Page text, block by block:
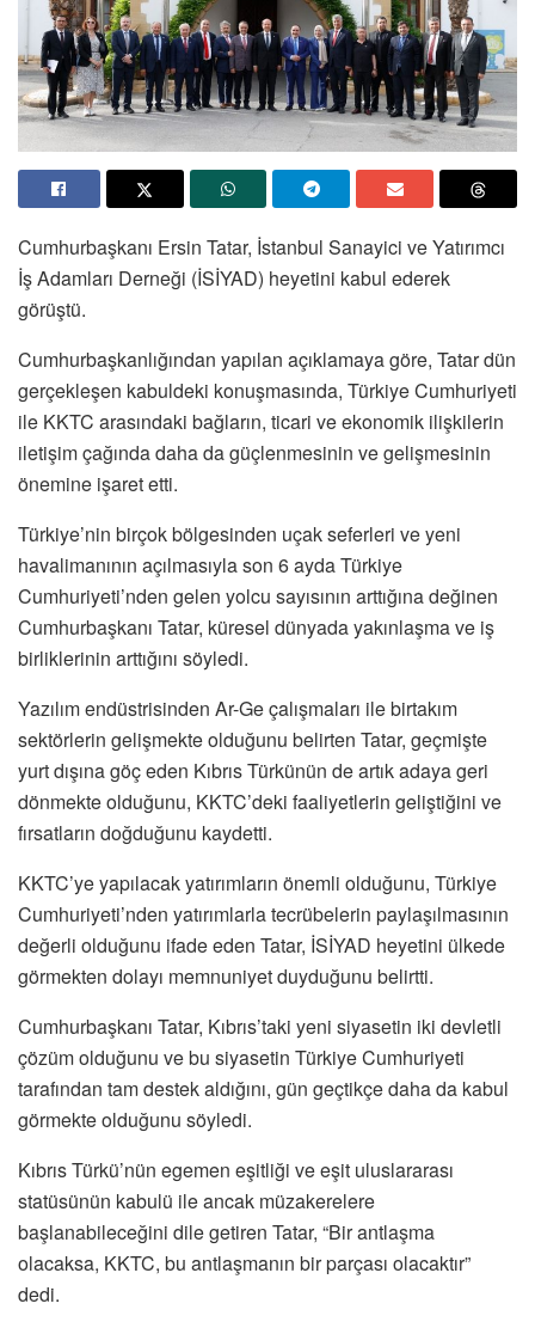
Cumhurbaşkanı Ersin Tatar, İstanbul Sanayici ve Yatırımcı
İş Adamları Derneği (İSİYAD) heyetini kabul ederek
görüştü.
Cumhurbaşkanlığından yapılan açıklamaya göre, Tatar dün
gerçekleşen kabuldeki konuşmasında, Türkiye Cumhuriyeti
ile KKTC arasındaki bağların, ticari ve ekonomik ilişkilerin
iletişim çağında daha da güçlenmesinin ve gelişmesinin
önemine işaret etti.
Türkiye’nin birçok bölgesinden uçak seferleri ve yeni
havalimanının açılmasıyla son 6 ayda Türkiye
Cumhuriyeti’nden gelen yolcu sayısının arttığına değinen
Cumhurbaşkanı Tatar, küresel dünyada yakınlaşma ve iş
birliklerinin arttığını söyledi.
Yazılım endüstrisinden Ar-Ge çalışmaları ile birtakım
sektörlerin gelişmekte olduğunu belirten Tatar, geçmişte
yurt dışına göç eden Kıbrıs Türkünün de artık adaya geri
dönmekte olduğunu, KKTC’deki faaliyetlerin geliştiğini ve
fırsatların doğduğunu kaydetti.
KKTC’ye yapılacak yatırımların önemli olduğunu, Türkiye
Cumhuriyeti’nden yatırımlarla tecrübelerin paylaşılmasının
değerli olduğunu ifade eden Tatar, İSİYAD heyetini ülkede
görmekten dolayı memnuniyet duyduğunu belirtti.
Cumhurbaşkanı Tatar, Kıbrıs’taki yeni siyasetin iki devletli
çözüm olduğunu ve bu siyasetin Türkiye Cumhuriyeti
tarafından tam destek aldığını, gün geçtikçe daha da kabul
görmekte olduğunu söyledi.
Kıbrıs Türkü’nün egemen eşitliği ve eşit uluslararası
statüsünün kabulü ile ancak müzakerelere
başlanabileceğini dile getiren Tatar, “Bir antlaşma
olacaksa, KKTC, bu antlaşmanın bir parçası olacaktır”
dedi.